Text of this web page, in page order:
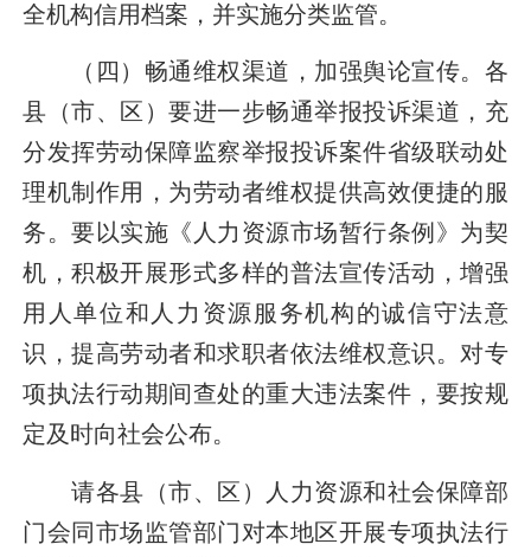
全机构信用档案，并实施分类监管。
（四）畅通维权渠道，加强舆论宣传。各
县（市、区）要进一步畅通举报投诉渠道，充
分发挥劳动保障监察举报投诉案件省级联动处
理机制作用，为劳动者维权提供高效便捷的服
务。要以实施《人力资源市场暂行条例》为契
机，积极开展形式多样的普法宣传活动，增强
用人单位和人力资源服务机构的诚信守法意
识，提高劳动者和求职者依法维权意识。对专
项执法行动期间查处的重大违法案件，要按规
定及时向社会公布。
请各县（市、区）人力资源和社会保障部
门会同市场监管部门对本地区开展专项执法行